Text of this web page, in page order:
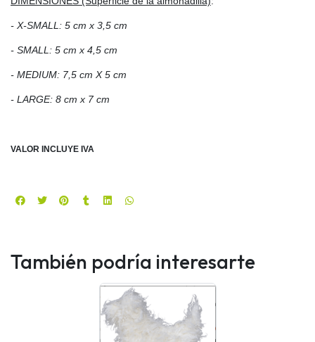
- X-SMALL: 5 cm x 3,5 cm
- SMALL: 5 cm x 4,5 cm
- MEDIUM: 7,5 cm X 5 cm
- LARGE: 8 cm x 7 cm
VALOR INCLUYE IVA
También podría interesarte